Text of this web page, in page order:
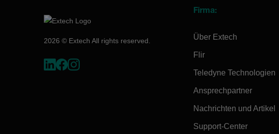
2026 © Extech All rights reserved.
Firma:
Über Extech
Flir
Teledyne Technologien
Ansprechpartner
Nachrichten und Artikel
Support-Center